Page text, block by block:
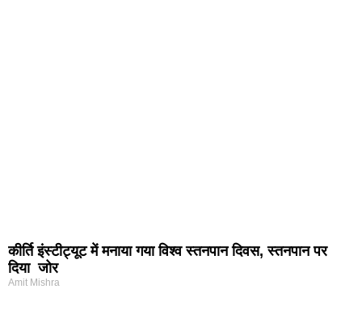
कीर्ति इंस्टीट्यूट में मनाया गया विश्व स्तनपान दिवस, स्तनपान पर
दिया जोर
Amit Mishra